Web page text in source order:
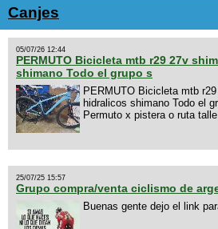
Canjes
05/07/26 12:44
PERMUTO Bicicleta mtb r29 27v
shimano Todo el grupo s
PERMUTO Bicicleta mtb
hidralicos shimano Todo el
Permuto x pistera o ruta
25/07/25 15:57
Grupo compra/venta ciclismo de
Buenas gente dejo el link